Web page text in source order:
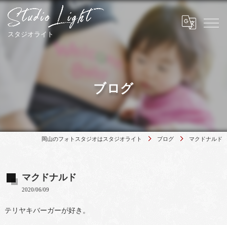
ブログ
岡山のフォトスタジオはスタジオライト ブログ マクドナルド
マクドナルド
2020/06/09
テリヤキバーガーが好き。